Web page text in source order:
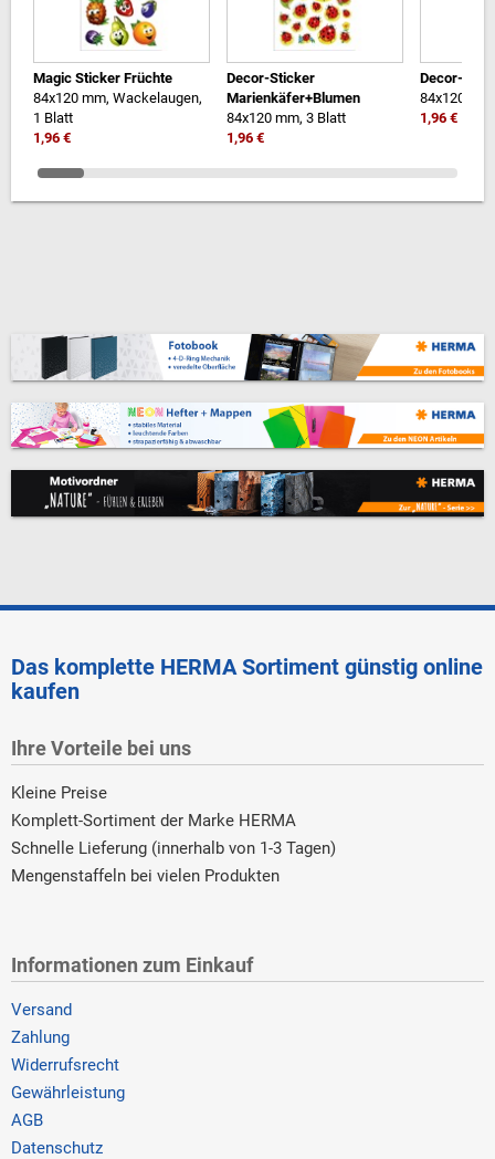
Magic Sticker Früchte
84x120 mm, Wackelaugen,
1 Blatt
1,96 €
Decor-Sticker
Marienkäfer+Blumen
84x120 mm, 3 Blatt
1,96 €
Decor-
84x120
1,96 €
Das komplette HERMA Sortiment günstig online
kaufen
Ihre Vorteile bei uns
Kleine Preise
Komplett-Sortiment der Marke HERMA
Schnelle Lieferung (innerhalb von 1-3 Tagen)
Mengenstaffeln bei vielen Produkten
Informationen zum Einkauf
Versand
Zahlung
Widerrufsrecht
Gewährleistung
AGB
Datenschutz